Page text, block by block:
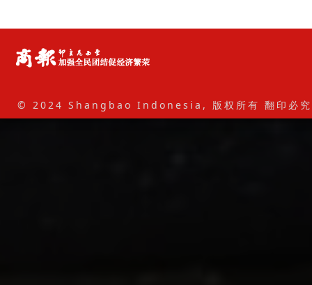
© 2024 Shangbao Indonesia, 版权所有 翻印必